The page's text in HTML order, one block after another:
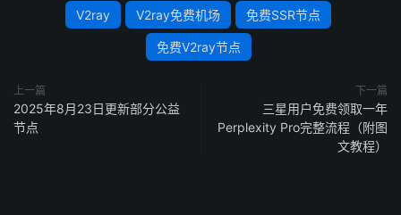
V2ray V2ray免费机场 免费SSR节点
免费V2ray节点
上一篇
2025年8月23日更新部分公益
节点
下一篇
三星用户免费领取一年
Perplexity Pro完整流程（附图
文教程）